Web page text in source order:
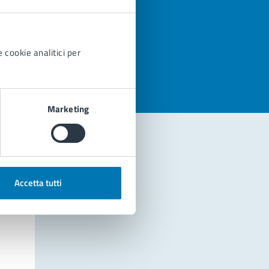
cookie analitici per
Marketing
Accetta tutti